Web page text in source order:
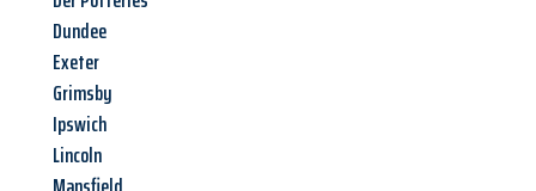
Dundee
Exeter
Grimsby
Ipswich
Lincoln